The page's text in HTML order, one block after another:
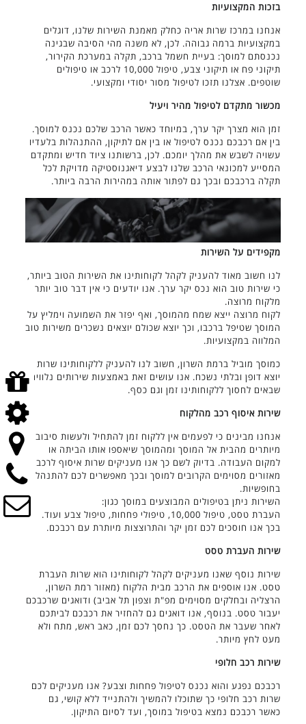
בזכות המקצועיות
אנחנו במרכז שרות אריה כחלק מאמנת השירות שלנו, דוגלים
במקצועיות ברמה גבוהה. לכן, לא משנה מהי הסיבה שבגינה
נכנסתם למוסך: בעיית חשמל ברכב, תקלה במערכת הקירור,
תיקוני פח או תיקוני צבע, טיפול 10,000 לרכב או טיפולים
שוטפים. אצלנו תזכו לטיפול מסור יסודי ומקצועי.
מכשור מתקדם לטיפול מהיר ויעיל
זמן הוא מצרך יקר ערך, במיוחד כאשר הרכב שלכם נכנס למוסך.
בין אם רכבכם נכנס לטיפול או בין אם לתיקון, ההתנהלות בלעדיו
עשויה לשבש את מהלך יומכם. לכן, ברשותנו ציוד חדיש ומתקדם
המסייע למכונאי הרכב שלנו לבצע דיאגנוסטיקה מדויקת לכל
תקלה ברכבכם ובכך גם לפתור אותה במהירות הרבה ביותר.
מקפידים על השירות
לנו חשוב מאוד להעניק לקהל לקוחותינו את השירות הטוב ביותר,
כי שירות טוב הוא נכס יקר ערך. אנו יודעים כי אין דבר טוב יותר
מלקוח מרוצה.
לקוח מרוצה ייצא שמח מהמוסך, ואף יפזר את השמועה וימליץ על
המוסך שטיפל ברכבו, וכך יוצא שכולם יוצאים נשכרים משירות טוב
המלווה במקצועיות.
כמוסך מוביל ברמת השרון, חשוב לנו להעניק ללקוחותינו שרות
יוצא דופן ובלתי נשכח. אנו עושים זאת באמצעות שירותים נלווים
שבאים לחסוך ללקוחותינו זמן וגם כסף.
שירות איסוף רכב מהלקוח
אנחנו מבינים כי לפעמים אין ללקוח זמן להתחיל ולעשות סיבובים
מיותרים מהבית אל המוסך ומהמוסך שיאספו אותו הביתה או
למקום העבודה. בדיוק לשם כך אנו מעניקים שרות איסוף לרכב
מאזורים מסוימים הקרובים למוסך ובכך מאפשרים לכם להתנהל
בחופשיות.
השירות ניתן בטיפולים המבוצעים במוסך כגון:
העברת טסט, טיפול 10,000, טיפולי פחחות, טיפול צבע ועוד.
בכך אנו חוסכים לכם זמן יקר והתרוצצות מיותרת עם רכבכם.
שירות העברת טסט
שירות נוסף שאנו מעניקים לקהל לקוחותינו הוא שרות העברת
טסט. אנו אוספים את הרכב מבית הלקוח (מאזור רמת השרון,
הרצליה ובחלקים מסוימים מפ"ת וצפון תל אביב) ודואגים שרכבכם
יעבור טסט. בנוסף, אנו דואגים גם להחזיר את רכבכם לביתכם
לאחר שעבר את הטסט. כך נחסך לכם זמן, כאב ראש, מתח ולא
מעט לחץ מיותר.
שירות רכב חלופי
רכבכם נפגע והוא נכנס לטיפול פחחות וצבע? אנו מעניקים לכם
שרות רכב חלופי כך שתוכלו להמשיך ולהתנייד ללא קושי, גם
כאשר רכבכם נמצא בטיפול במוסך, ועד לסיום התיקון.